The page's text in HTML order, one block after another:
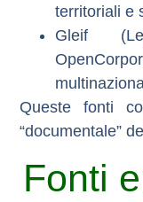
territoriali e
Gleif
Queste fonti
“documentale”
Fonti